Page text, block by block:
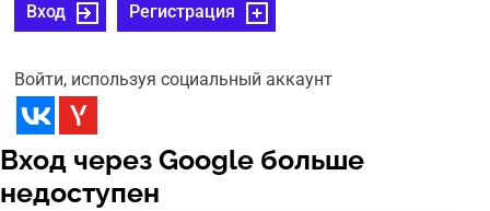
Вход Регистрация
Войти, используя социальный аккаунт
Вход через Google больше
недоступен